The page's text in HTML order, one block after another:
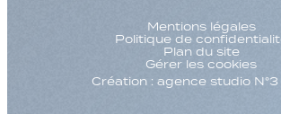
Mentions légales
Politique de
Plan du site
Gérer les cookies
Création : agence studio N°3